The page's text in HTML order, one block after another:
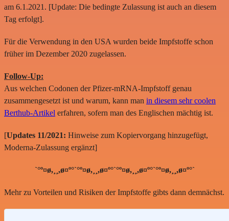
am 6.1.2021. [Update: Die bedingte Zulassung ist auch an diesem
Tag erfolgt].
Für die Verwendung in den USA wurden beide Impfstoffe schon
früher im Dezember 2020 zugelassen.
Follow-Up:
Aus welchen Codonen der Pfizer-mRNA-Impfstoff genau
zusammengesetzt ist und warum, kann man in diesem sehr coolen
Berthub-Artikel erfahren, sofern man des Englischen mächtig ist.
[Updates 11/2021: Hinweise zum Kopiervorgang hinzugefügt,
Moderna-Zulassung ergänzt]
`°º¤ø,¸¸,ø¤º°`°º¤ø,¸¸,ø¤º°`°º¤ø,¸¸,ø¤º°`°º¤ø,¸¸,ø¤º°`
Mehr zu Vorteilen und Risiken der Impfstoffe gibts dann demnächst.